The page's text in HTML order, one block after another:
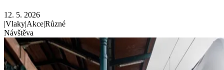
12. 5. 2026
|Vlaky|Akce|Různé
Návštěva